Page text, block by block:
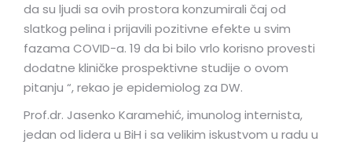
da su ljudi sa ovih prostora konzumirali čaj od
slatkog pelina i prijavili pozitivne efekte u svim
fazama COVID-a. 19 da bi bilo vrlo korisno provesti
dodatne kliničke prospektivne studije o ovom
pitanju “, rekao je epidemiolog za DW.
Prof.dr. Jasenko Karamehić, imunolog internista,
jedan od lidera u BiH i sa velikim iskustvom u radu u